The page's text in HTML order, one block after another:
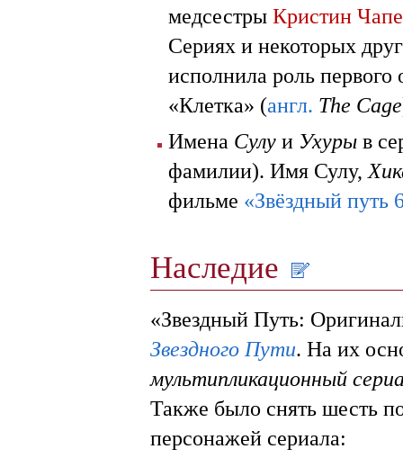
медсестры Кристин
Сериях и некоторых
исполнила роль
«Клетка» (англ. The Cage
Имена Сулу и Ухуры в
фамилии). Имя Сулу,
фильме «Звёздный путь
Наследие
«Звездный Путь:
Звездного Пути. На их
мультипликационный
Также было снять шесть
персонажей сериала: